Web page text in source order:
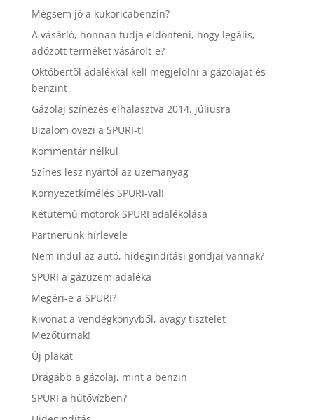
Mégsem jó a kukoricabenzin?
A vásárló, honnan tudja eldönteni, hogy legális,
adózott terméket vásárolt-e?
Októbertõl adalékkal kell megjelölni a gázolajat és
benzint
Gázolaj színezés elhalasztva 2014. júliusra
Bizalom övezi a SPURI-t!
Kommentár nélkül
Színes lesz nyártól az üzemanyag
Környezetkímélés SPURI-val!
Kétütemû motorok SPURI adalékolása
Partnerünk hírlevele
Nem indul az autó, hidegindítási gondjai vannak?
SPURI a gázüzem adaléka
Megéri-e a SPURI?
Kivonat a vendégkönyvből, avagy tisztelet
Mezőtúrnak!
Új plakát
Drágább a gázolaj, mint a benzin
SPURI a hűtővízben?